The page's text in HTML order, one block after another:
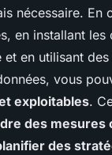
nécessaire. En
en installant les
et en utilisant
vous
exploitables.
des mesures
des